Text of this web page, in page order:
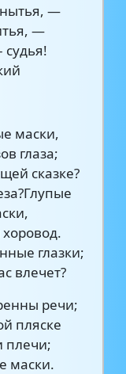
—
—
судья!
маски,
глаза;
сказке?
глазки;
влечет?
речи;
пляске
плечи;
маски.